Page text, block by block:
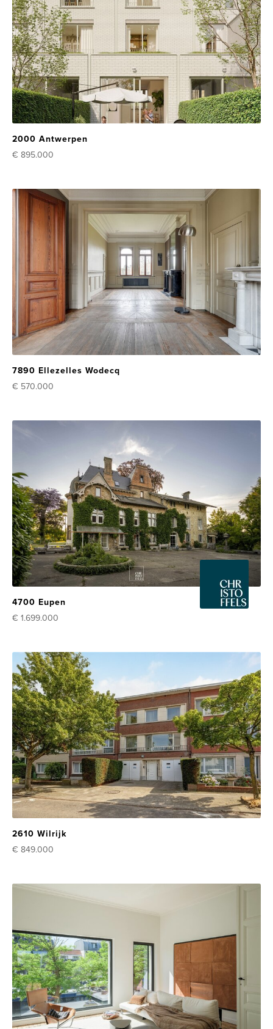
2000 Antwerpen
€ 895.000
7890 Ellezelles Wodecq
€ 570.000
4700 Eupen
€ 1.699.000
2610 Wilrijk
€ 849.000